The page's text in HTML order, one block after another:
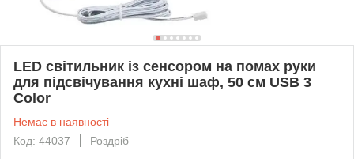
LED світильник із сенсором на помах руки
для підсвічування кухні шаф, 50 см USB 3
Color
Немає в наявності
Код: 44037
Роздріб